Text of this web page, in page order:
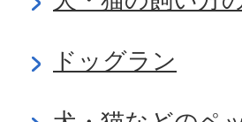
ドッグラン